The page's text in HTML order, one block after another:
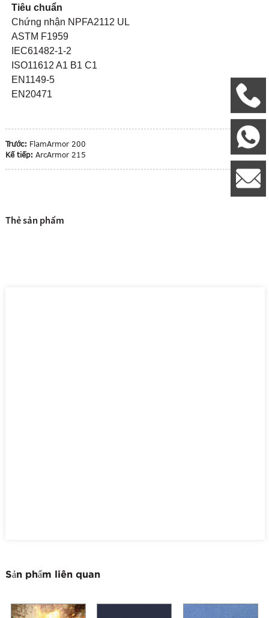
Tiêu chuẩn
Chứng nhận NPFA2112 UL
ASTM F1959
IEC61482-1-2
ISO11612 A1 B1 C1
EN1149-5
EN20471
Trước: FlamArmor 200
Kế tiếp: ArcArmor 215
Thẻ sản phẩm
Sản phẩm liên quan